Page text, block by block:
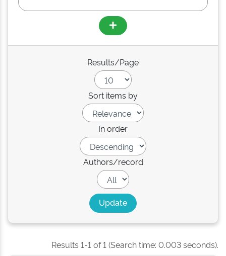
Results/Page
Sort items by
In order
Authors/record
Results 1-1 of 1 (Search time: 0.003 seconds).